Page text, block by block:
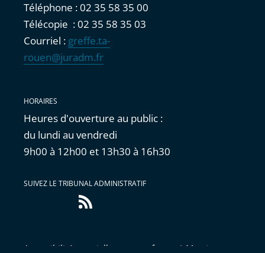
Téléphone : 02 35 58 35 00
Télécopie : 02 35 58 35 03
Courriel : greffe.ta-
rouen@juradm.fr
HORAIRES
Heures d'ouverture au public :
du lundi au vendredi
9h00 à 12h00 et 13h30 à 16h30
SUIVEZ LE TRIBUNAL ADMINISTRATIF
Flux
RSS
Accessibilité : partiellement conforme | Mentions